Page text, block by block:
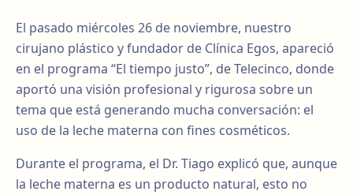
El pasado miércoles 26 de noviembre, nuestro
cirujano plástico y fundador de Clínica Egos, apareció
en el programa “El tiempo justo”, de Telecinco, donde
aportó una visión profesional y rigurosa sobre un
tema que está generando mucha conversación: el
uso de la leche materna con fines cosméticos.
Durante el programa, el Dr. Tiago explicó que, aunque
la leche materna es un producto natural, esto no